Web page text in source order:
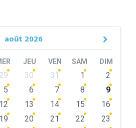
août 2026
JEU VEN SAM DIM
29 30 31 1
2
5 6 7 8
9
12 13 14 15
16
19 20 21 22
23